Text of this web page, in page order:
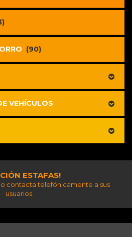
(90)
VEHÍCULOS
ESTAFAS!
contacta telefónicamente a sus
usuarios.